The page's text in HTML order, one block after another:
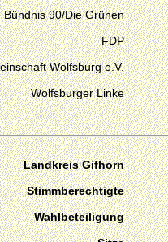
Bündnis 90/Die Grünen
FDP
Wolfsburg e.V.
Wolfsburger Linke
Landkreis Gifhorn
Stimmberechtigte
Wahlbeteiligung